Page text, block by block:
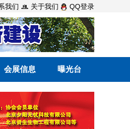
我们  关于我们 QQ登录
会展信息 曝光台